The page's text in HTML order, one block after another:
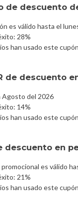
de descuento
es válido hasta el
28%
han usado este cupón
de descuento
Agosto del 2026
14%
han usado este cupón
descuento en
promocional es válido
21%
han usado este cupón